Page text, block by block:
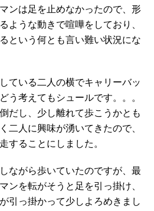
ンは足を止めなかったので、形
ような動きで喧嘩をしており、
という何とも言い難い状況にな
ている二人の横でキャリーバッ
う考えてもシュールです。。。
だし、少し離れて歩こうかとも
二人に興味が湧いてきたので、
することにしました。
ながら歩いていたのですが、最
ンを転がそうと足を引っ掛け、
引っ掛かって少しよろめきまし